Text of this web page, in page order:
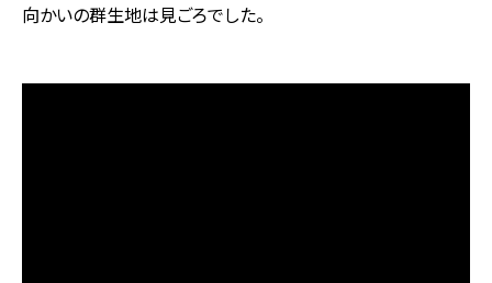
向かいの群生地は見ごろでした。